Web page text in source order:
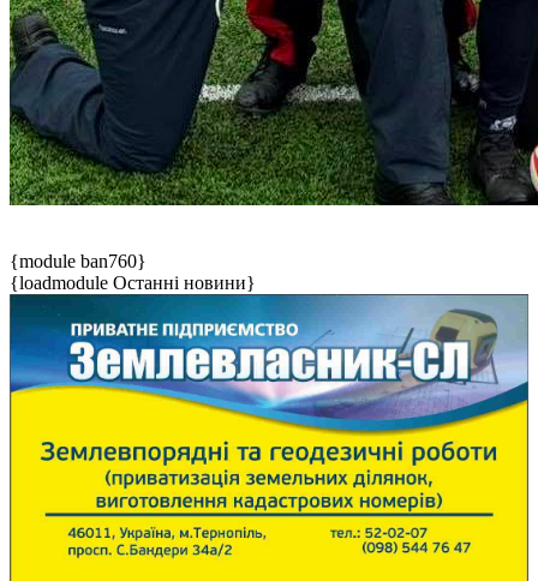
{module ban760}
{loadmodule Останні новини}